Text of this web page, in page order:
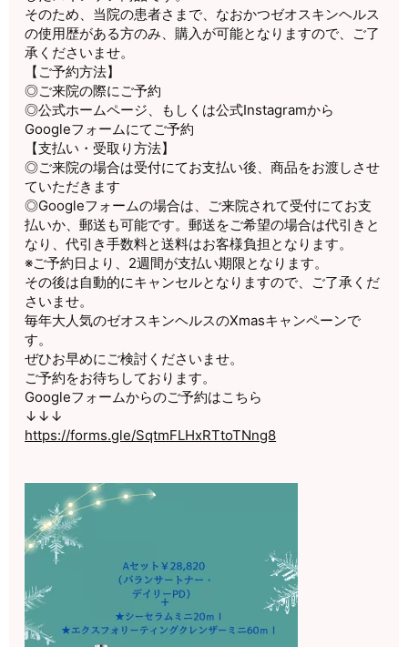
そのため、当院の患者さまで、 なおかつゼオスキンヘルス
の使用歴がある方のみ、購入が可能となりますので、ご了
承くださいませ。
【ご予約方法】
◎ご来院の際にご予約
◎公式ホームページ、もしくは公式Instagramから
Googleフォームにてご予約
【支払い・受取り方法】
◎ご来院の場合は受付にてお支払い後、商品をお渡しさせ
ていただきます
◎Googleフォームの場合は、 ご来院されて受付にてお支
払いか、郵送も可能です。郵送をご希望の場合は代引きと
なり、代引き手数料と送料はお客様負担となります。
※ご予約日より、2週間が支払い期限となります。
その後は自動的にキャンセルとなりますので、 ご了承くだ
さいませ。
毎年大人気のゼオスキンヘルスのXmasキャンペーンで
す。
ぜひお早めにご検討くださいませ。
ご予約をお待ちしております。
Googleフォームからのご予約はこちら
↓↓↓
https://forms.gle/SqtmFLHxRTtoTNng8